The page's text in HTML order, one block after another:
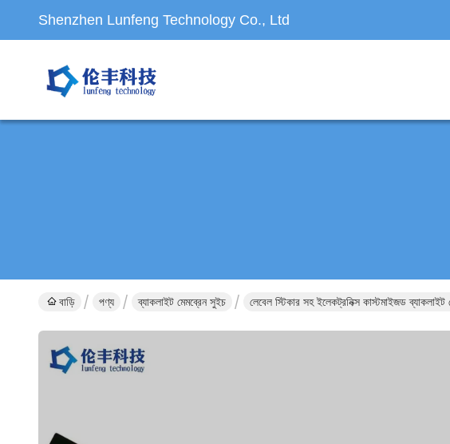
Shenzhen Lunfeng Technology Co., Ltd
বাড়ি পণ্য ব্যাকলাইট মেমব্রেন সুইচ লেবেল স্টিকার সহ ইলেকট্রনিক্স কাস্টমাইজড ব্যাকলাইট